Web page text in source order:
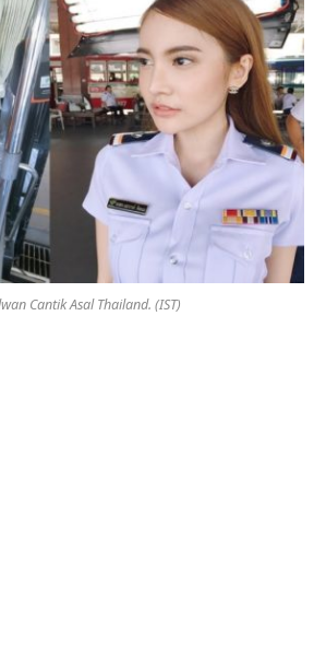
Cantik Asal Thailand. (IST)